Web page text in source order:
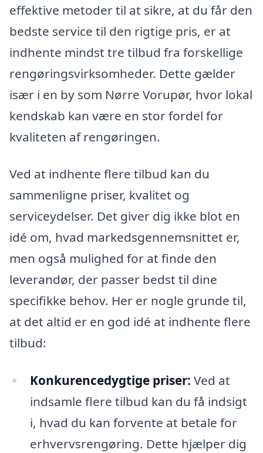
effektive metoder til at sikre, at du får den
bedste service til den rigtige pris, er at
indhente mindst tre tilbud fra forskellige
rengøringsvirksomheder. Dette gælder
især i en by som Nørre Vorupør, hvor lokal
kendskab kan være en stor fordel for
kvaliteten af rengøringen.
Ved at indhente flere tilbud kan du
sammenligne priser, kvalitet og
serviceydelser. Det giver dig ikke blot en
idé om, hvad markedsgennemsnittet er,
men også mulighed for at finde den
leverandør, der passer bedst til dine
specifikke behov. Her er nogle grunde til,
at det altid er en god idé at indhente flere
tilbud:
Konkurencedygtige priser: Ved at
indsamle flere tilbud kan du få indsigt
i, hvad du kan forvente at betale for
erhvervsrengøring. Dette hjælper dig